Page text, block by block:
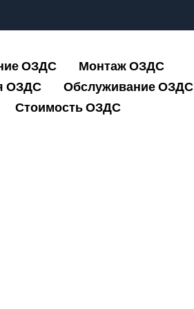
ОЗДС
Монтаж ОЗДС
ОЗДС
Обслуживание ОЗДС
Стоимость ОЗДС